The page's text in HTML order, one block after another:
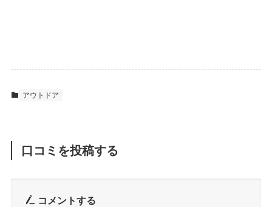
アウトドア
口コミを投稿する
コメントする